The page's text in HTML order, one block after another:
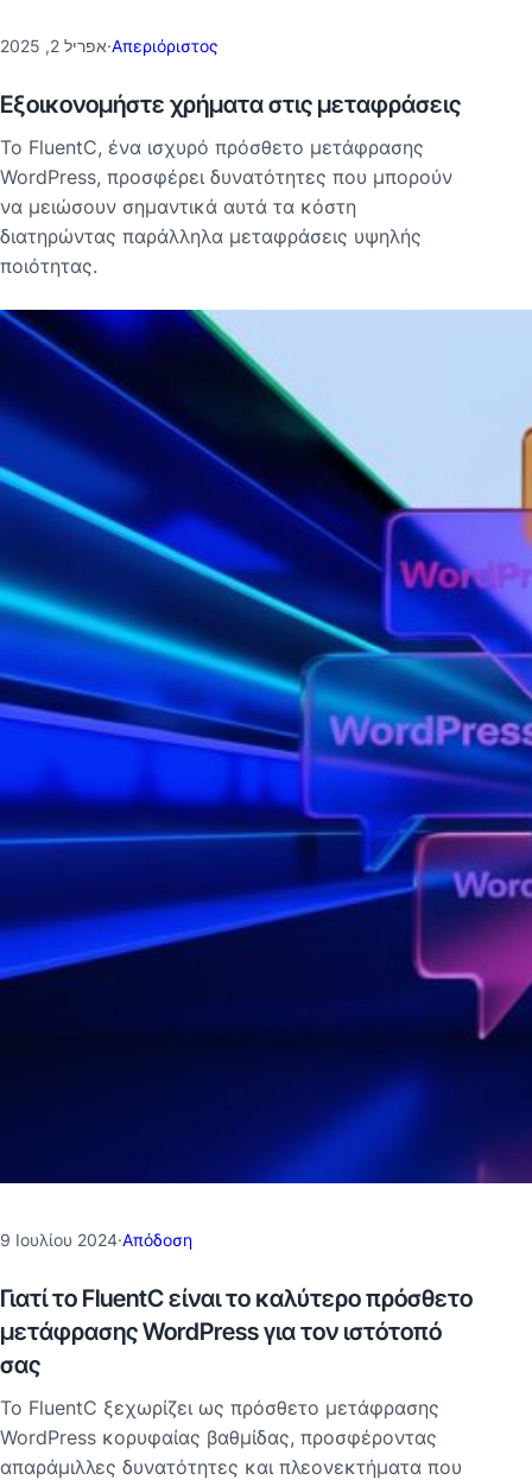
אפריל 2, 2025·Απεριόριστος
Εξοικονομήστε χρήματα στις μεταφράσεις
Το FluentC, ένα ισχυρό πρόσθετο μετάφρασης
WordPress, προσφέρει δυνατότητες που μπορούν
να μειώσουν σημαντικά αυτά τα κόστη
διατηρώντας παράλληλα μεταφράσεις υψηλής
ποιότητας.
9 Ιουλίου 2024·Απόδοση
Γιατί το FluentC είναι το καλύτερο πρόσθετο
μετάφρασης WordPress για τον ιστότοπό
σας
Το FluentC ξεχωρίζει ως πρόσθετο μετάφρασης
WordPress κορυφαίας βαθμίδας, προσφέροντας
απαράμιλλες δυνατότητες και πλεονεκτήματα που